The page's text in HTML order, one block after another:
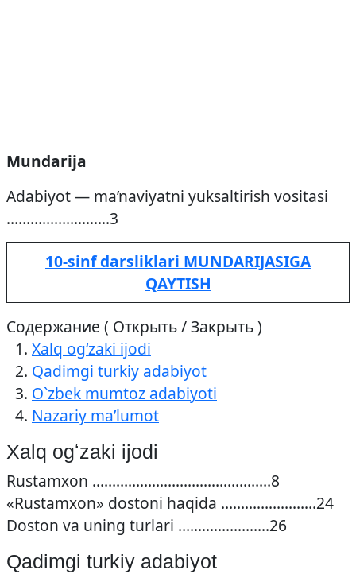
Mundarija
Adabiyot — ma’naviyatni yuksaltirish vositasi
……………………..3
10-sinf darsliklari MUNDARIJASIGA
QAYTISH
Содержание ( Открыть / Закрыть )
Xalq ogʻzaki ijodi
Qadimgi turkiy adabiyot
O`zbek mumtoz adabiyoti
Nazariy ma’lumot
Xalq ogʻzaki ijodi
Rustamxon ………………………………………8
«Rustamxon» dostoni haqida ……………………24
Doston va uning turlari …………………..26
Qadimgi turkiy adabiyot